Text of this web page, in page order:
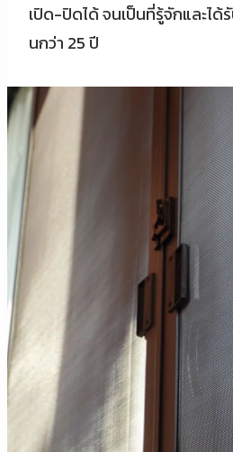
เปิด-ปิดได้ จนเป็นที่รู้จักและได้
นกว่า 25 ปี